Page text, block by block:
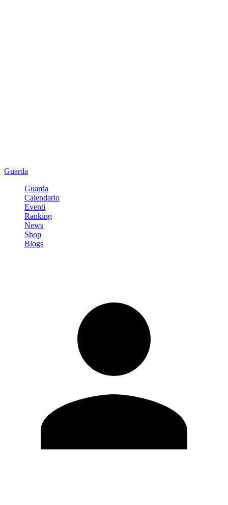
Guarda
Guarda
Calendario
Eventi
Ranking
News
Shop
Blogs